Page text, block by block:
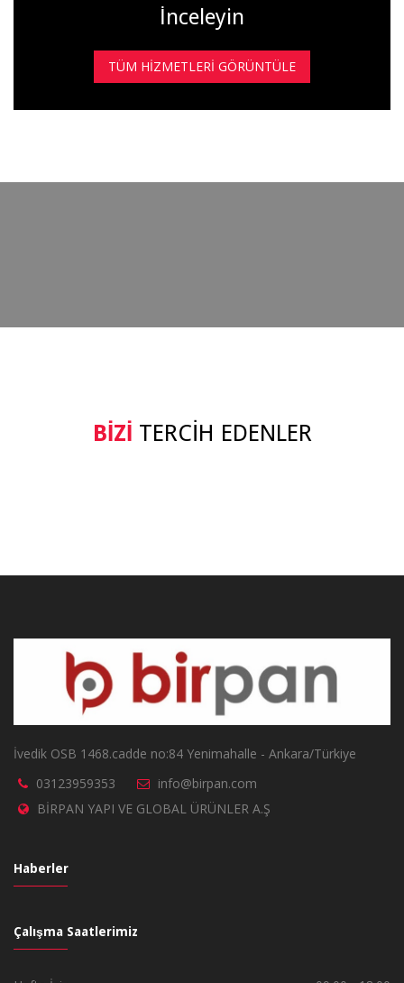
İnceleyin
TÜM HIZMETLERI GÖRÜNTÜLE
BIZI TERCIH EDENLER
İvedik OSB 1468.cadde no:84 Yenimahalle - Ankara/Türkiye
03123959353
info@birpan.com
BİRPAN YAPI VE GLOBAL ÜRÜNLER A.Ş
Haberler
Çalışma Saatlerimiz